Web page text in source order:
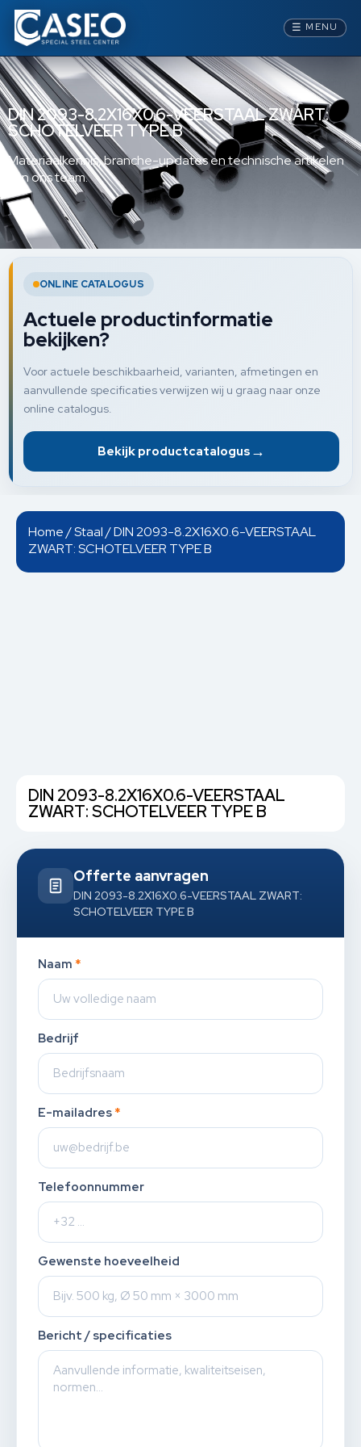
☰ MENU
DIN 2093-8.2X16X0.6-VEERSTAAL ZWART:
SCHOTELVEER TYPE B
Materiaalkennis, branche-updates en technische artikelen
van ons team.
ONLINE CATALOGUS
Actuele productinformatie
bekijken?
Voor actuele beschikbaarheid, varianten, afmetingen en
aanvullende specificaties verwijzen wij u graag naar onze
online catalogus.
Bekijk productcatalogus →
Home/Staal/ DIN 2093-8.2X16X0.6-VEERSTAAL
ZWART: SCHOTELVEER TYPE B
DIN 2093-8.2X16X0.6-VEERSTAAL
ZWART: SCHOTELVEER TYPE B
Offerte aanvragen
DIN 2093-8.2X16X0.6-VEERSTAAL ZWART:
SCHOTELVEER TYPE B
Naam *
Bedrijf
E-mailadres *
Telefoonnummer
Gewenste hoeveelheid
Bericht / specificaties